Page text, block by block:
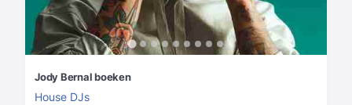
Jody Bernal boeken
House DJs